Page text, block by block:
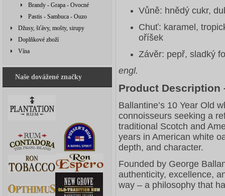
Brandy - Grapa - Ovocné
Pastis - Sambuca - Ouzo
Džusy, šťávy, mošty, sirupy
Doplňkové zboží
Vína
Naše dovážené značky
Vůně: hnědý cukr,
Chuť: karamel,
oříšek
Závěr: pepř, sladký
engl.
Product Description
Ballantine’s 10 Year Old
connoisseurs seeking a
traditional Scotch and
years in American white
depth, and character.
Founded by George
authenticity, excellence,
way – a philosophy that